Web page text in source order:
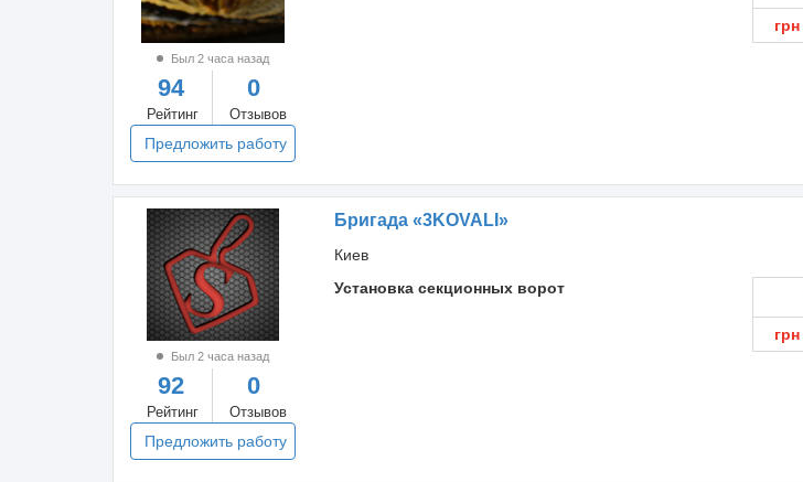
Был 2 часа назад
94
Рейтинг
0
Отзывов
Предложить работу
грн
Был 2 часа назад
92
Рейтинг
0
Отзывов
Предложить работу
Бригада «3KOVALI»
Киев
Установка секционных ворот
грн